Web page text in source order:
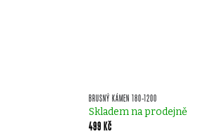
BRUSNÝ KÁMEN 180-1200
Skladem na prodejně
499 Kč